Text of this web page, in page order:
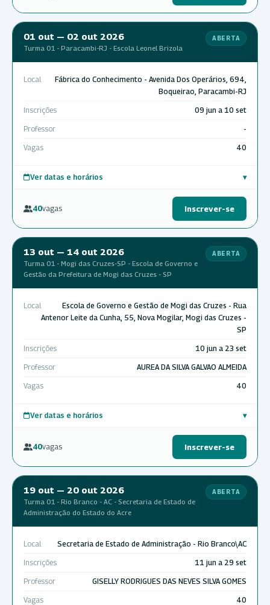
01 out — 02 out 2026
Turma 01 - Paracambi-RJ - Escola Leonel Brizola
ABERTA
Local
Fábrica do Conhecimento - Avenida Dos Operários, 694,
Boqueirao, Paracambi-RJ
Inscrições 09 jun a 10 set
Professor -
Vagas 40
Ver datas e horários ▾
40vagas Inscrever-se
13 out — 14 out 2026
Turma 01 - Mogi das Cruzes-SP - Escola de Governo e
Gestão da Prefeitura de Mogi das Cruzes - SP
ABERTA
Local
Escola de Governo e Gestão de Mogi das Cruzes - Rua
Antenor Leite da Cunha, 55, Nova Mogilar, Mogi das Cruzes -
SP
Inscrições 10 jun a 23 set
Professor AUREA DA SILVA GALVAO ALMEIDA
Vagas 40
Ver datas e horários ▾
40vagas Inscrever-se
19 out — 20 out 2026
Turma 01 - Rio Branco - AC - Secretaria de Estado de
Administração do Estado do Acre
ABERTA
Local Secretaria de Estado de Administração - Rio Branco\AC
Inscrições 11 jun a 29 set
Professor GISELLY RODRIGUES DAS NEVES SILVA GOMES
Vagas 40